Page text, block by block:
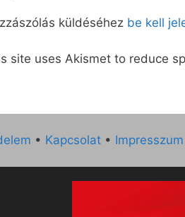
küldéséhez be kell
site uses Akismet to reduce
• Kapcsolat • Impresszum